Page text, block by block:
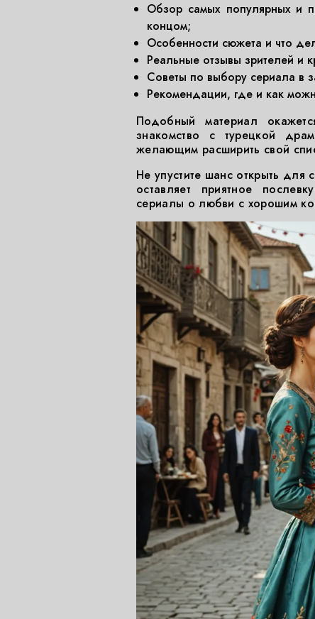
Обзор самых популярных и
концом;
Особенности сюжета и что
Реальные отзывы зрителей и
Советы по выбору сериала в
Рекомендации, где и как
Подобный материал
знакомство с турецкой
желающим расширить свой
Не упустите шанс открыть
оставляет приятное
сериалы о любви с хорошим